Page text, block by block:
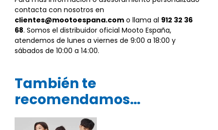
contacta con nosotros en
clientes@mootoespana.com o llama al 912 32 36
68. Somos el distribuidor oficial Mooto España,
atendemos de lunes a viernes de 9:00 a 18:00 y
sábados de 10:00 a 14:00.
También te
recomendamos…